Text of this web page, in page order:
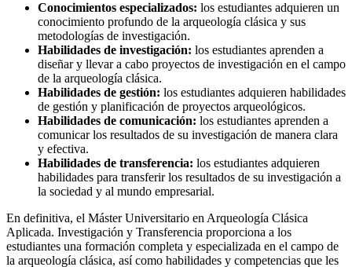
Conocimientos especializados: los estudiantes adquieren un
conocimiento profundo de la arqueología clásica y sus
metodologías de investigación.
Habilidades de investigación: los estudiantes aprenden a
diseñar y llevar a cabo proyectos de investigación en el campo
de la arqueología clásica.
Habilidades de gestión: los estudiantes adquieren habilidades
de gestión y planificación de proyectos arqueológicos.
Habilidades de comunicación: los estudiantes aprenden a
comunicar los resultados de su investigación de manera clara
y efectiva.
Habilidades de transferencia: los estudiantes adquieren
habilidades para transferir los resultados de su investigación a
la sociedad y al mundo empresarial.
En definitiva, el Máster Universitario en Arqueología Clásica
Aplicada. Investigación y Transferencia proporciona a los
estudiantes una formación completa y especializada en el campo de
la arqueología clásica, así como habilidades y competencias que les